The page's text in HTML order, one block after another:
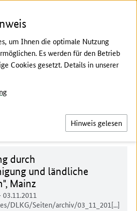
Menü
dieser Seite
durch
und ländliche
Mainz
03.11.2011
DLKG/Seiten/archiv/03_11_201[...]
um Ihnen die optimale Nutzung
Es werden für den Betrieb
Cookies gesetzt. Details in unserer
Hinweis gelesen